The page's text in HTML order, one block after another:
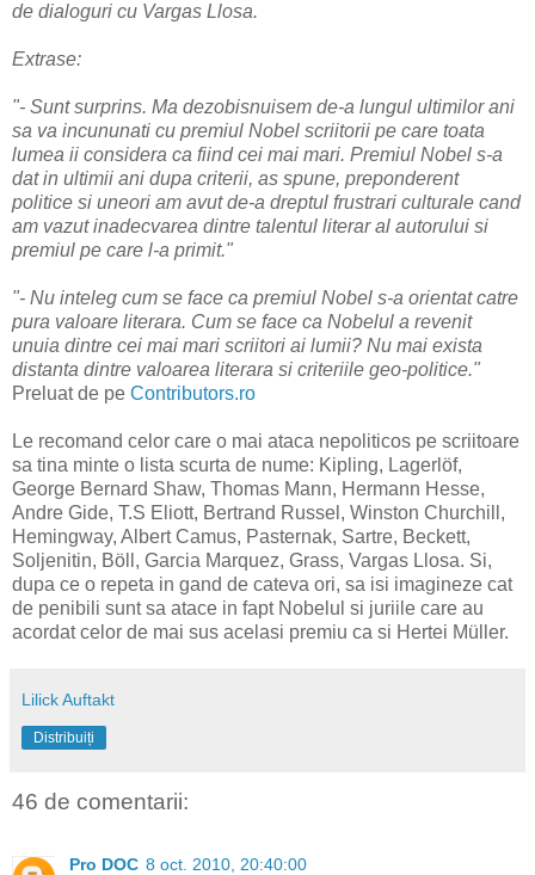
de dialoguri cu Vargas Llosa.
Extrase:
"- Sunt surprins. Ma dezobisnuisem de-a lungul ultimilor ani
sa va incununati cu premiul Nobel scriitorii pe care toata
lumea ii considera ca fiind cei mai mari. Premiul Nobel s-a
dat in ultimii ani dupa criterii, as spune, preponderent
politice si uneori am avut de-a dreptul frustrari culturale cand
am vazut inadecvarea dintre talentul literar al autorului si
premiul pe care l-a primit."
"- Nu inteleg cum se face ca premiul Nobel s-a orientat catre
pura valoare literara. Cum se face ca Nobelul a revenit
unuia dintre cei mai mari scriitori ai lumii? Nu mai exista
distanta dintre valoarea literara si criteriile geo-politice."
Preluat de pe Contributors.ro
Le recomand celor care o mai ataca nepoliticos pe scriitoare
sa tina minte o lista scurta de nume: Kipling, Lagerlöf,
George Bernard Shaw, Thomas Mann, Hermann Hesse,
Andre Gide, T.S Eliott, Bertrand Russel, Winston Churchill,
Hemingway, Albert Camus, Pasternak, Sartre, Beckett,
Soljenitin, Böll, Garcia Marquez, Grass, Vargas Llosa. Si,
dupa ce o repeta in gand de cateva ori, sa isi imagineze cat
de penibili sunt sa atace in fapt Nobelul si juriile care au
acordat celor de mai sus acelasi premiu ca si Hertei Müller.
Lilick Auftakt
Distribuiți
46 de comentarii:
Pro DOC 8 oct. 2010, 20:40:00